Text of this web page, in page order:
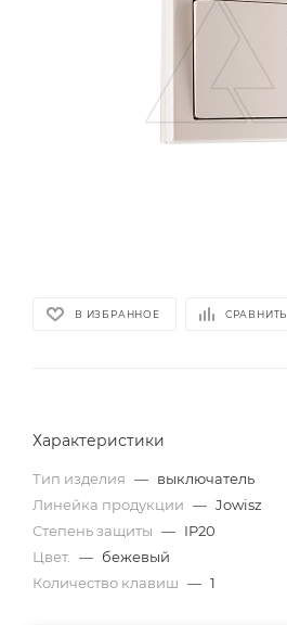
В ИЗБРАННОЕ СРАВНИТЬ
Характеристики
Тип изделия — выключатель
Линейка продукции — Jowisz
Степень защиты — IP20
Цвет.
— бежевый
Количество клавиш — 1